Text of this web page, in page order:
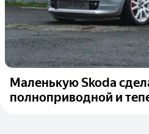
Маленькую Skoda
полноприводной и